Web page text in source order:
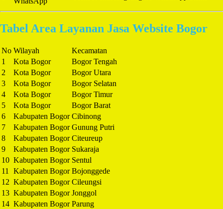
Tabel Area Layanan Jasa Website Bogor
No Wilayah
Kecamatan
1
Kota Bogor
Bogor Tengah
2
Kota Bogor
Bogor Utara
3
Kota Bogor
Bogor Selatan
4
Kota Bogor
Bogor Timur
5
Kota Bogor
Bogor Barat
6
Kabupaten Bogor Cibinong
7
Kabupaten Bogor Gunung Putri
8
Kabupaten Bogor Citeureup
9
Kabupaten Bogor Sukaraja
10 Kabupaten Bogor Sentul
11 Kabupaten Bogor Bojonggede
12 Kabupaten Bogor Cileungsi
13 Kabupaten Bogor Jonggol
14 Kabupaten Bogor Parung